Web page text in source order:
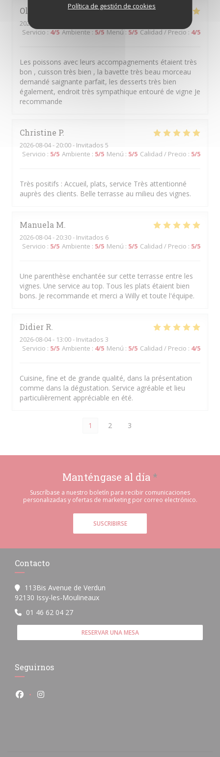
Política de gestión de cookies
Olivier
2026-08-05
Servicio:4/5 Ambiente:5/5 Menú:5/5 Calidad / Precio : 4/5
Les poissons avec leurs accompagnements étaient très
bon , cuisson très bien , la bavette très beau morceau
demandé saignante parfait, les desserts très bien
également, endroit très sympathique entouré de vigne Je
recommande
Christine P
2026-08-04- 20:00 - Invitados 5
Servicio : 5/5 Ambiente : 5/5 Menú : 5/5 Calidad / Precio : 5/5
Très positifs : Accueil, plats, service Très attentionné
auprès des clients. Belle terrasse au milieu des vignes.
Manuela M
2026-08-04- 20:30 - Invitados 6
Servicio : 5/5 Ambiente : 5/5 Menú : 5/5 Calidad / Precio : 5/5
Une parenthèse enchantée sur cette terrasse entre les
vignes. Une service au top. Tous les plats étaient bien
bons. Je recommande et merci a Willy et toute l'équipe.
Didier R
2026-08-04- 13:00 - Invitados 3
Servicio : 5/5 Ambiente : 4/5 Menú : 5/5 Calidad / Precio : 4/5
Cuisine, fine et de grande qualité, dans la présentation
comme dans la dégustation. Service agréable et lieu
particulièrement appréciable en été.
1 2 3
Manténgase al día *
Suscríbase a nuestro boletín para recibir comunicaciones
personalizadas y ofertas de marketing por correo electrónico.
SUSCRIBIRSE
Contacto
113Bis Avenue de Verdun
92130 Issy-les-Moulineaux((abre en una nueva ventana))
01 46 62 04 27
RESERVAR UNA MESA
Seguirnos
Facebook ((abre en una nueva ventana))
Instagram ((abre en una nueva ventana))